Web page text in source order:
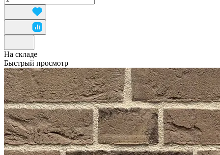
На складе
Быстрый просмотр